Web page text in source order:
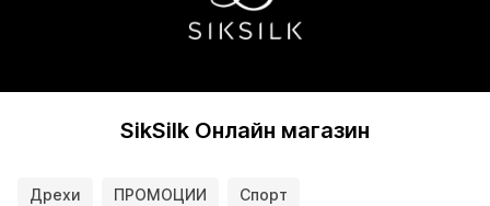
SikSilk Онлайн магазин
Дрехи ПРОМОЦИИ Спорт